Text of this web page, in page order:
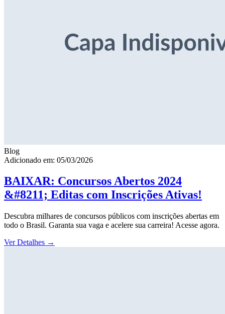
Blog
Adicionado em: 05/03/2026
BAIXAR: Concursos Abertos 2024
&#8211; Editas com Inscrições Ativas!
Descubra milhares de concursos públicos com inscrições abertas em
todo o Brasil. Garanta sua vaga e acelere sua carreira! Acesse agora.
Ver Detalhes →